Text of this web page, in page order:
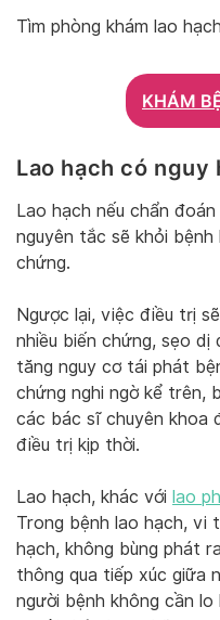
Tìm phòng khám lao
KHÁM
Lao hạch có nguy
Lao hạch nếu chẩn
nguyên tắc sẽ khỏi
chứng.
Ngược lại, việc điều trị
nhiều biến chứng, sẹo
tăng nguy cơ tái phát
chứng nghi ngờ kể trên,
các bác sĩ chuyên khoa
điều trị kịp thời.
Lao hạch, khác với lao
Trong bệnh lao hạch, vi
hạch, không bùng phát
thông qua tiếp xúc giữa
người bệnh không cần